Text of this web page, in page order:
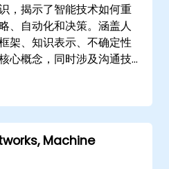
，揭示了智能技术如何重
、自动化和决策。涵盖人
架、知识表示、不确定性
心概念，同时涉及沟通技
估新兴技术趋势，并整合
加速业务敏捷性。
Machine